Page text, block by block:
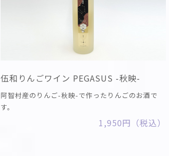
伍和りんごワイン PEGASUS -秋映-
阿智村産のりんご-秋映-で作ったりんごのお酒で
す。
1,950円（税込）